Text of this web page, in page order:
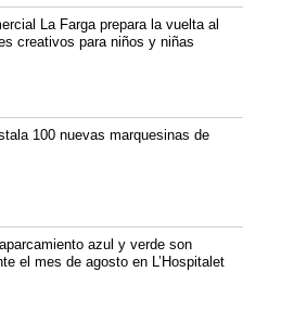
La Farga prepara la vuelta al
creativos para niños y niñas
100 nuevas marquesinas de
azul y verde son
el mes de agosto en L’Hospitalet